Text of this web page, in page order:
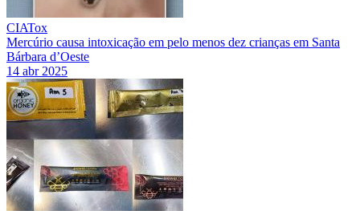
CIATox
Mercúrio causa intoxicação em pelo menos dez crianças em Santa
Bárbara d’Oeste
14 abr 2025